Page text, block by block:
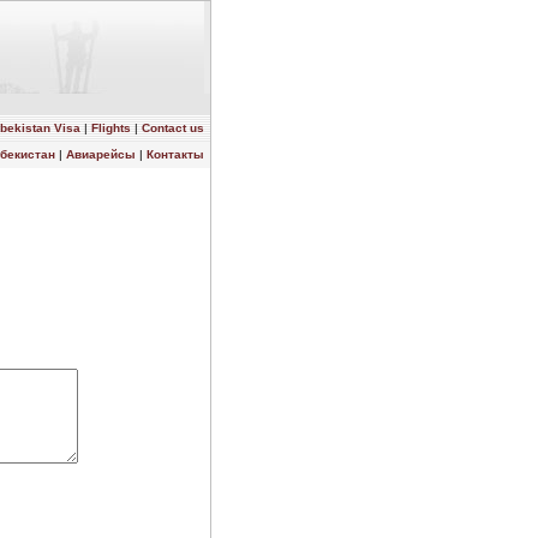
Visa|Flights|Contact us
| Авиарейсы | Контакты